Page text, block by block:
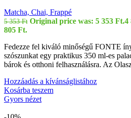
Matcha, Chai, Frappé
5 353Ft Original price was: 5 353 Ft.4
805 Ft.
Fedezze fel kiváló minőségű FONTE
szószunkat egy praktikus 350 ml-es
bárok és otthoni felhasználásra. Az
Hozzáadás a kívánságlistához
Kosárba teszem
Gyors nézet